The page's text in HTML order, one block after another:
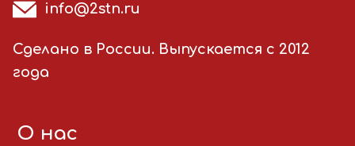
info@2stn.ru
Сделано в России. Выпускается с 2012
года
О нас